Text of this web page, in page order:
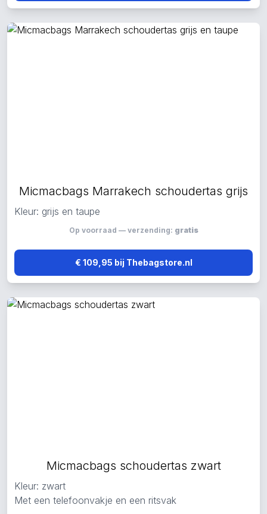
Micmacbags Marrakech schoudertas grijs
Kleur: grijs en taupe
Op voorraad — verzending: gratis
€ 109,95 bij Thebagstore.nl
Micmacbags schoudertas zwart
Kleur: zwart
Met een telefoonvakje en een ritsvak